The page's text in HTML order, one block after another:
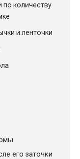
по количеству
и ленточки
его заточки